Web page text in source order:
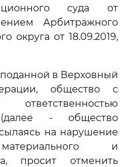
суда от
Арбитражного
округа от 18.09.2019,
в Верховный
общество с
(далее - общество
на нарушение
и
просит отменить